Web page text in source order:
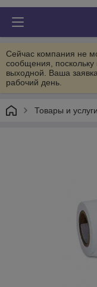
Сейчас компания не
сообщения,
выходной. Ваша
рабочий день.
Товары и услуги